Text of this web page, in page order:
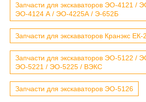
Запчасти для экскаваторов ЭО-4121 /
ЭО-4124 А / ЭО-4225А / Э-652Б
Запчасти для экскаваторов Кранэкс ЕК-
Запчасти для экскаваторов ЭО-5122 /
ЭО-5221 / ЭО-5225 / ВЭКС
Запчасти для экскаваторов ЭО-5126